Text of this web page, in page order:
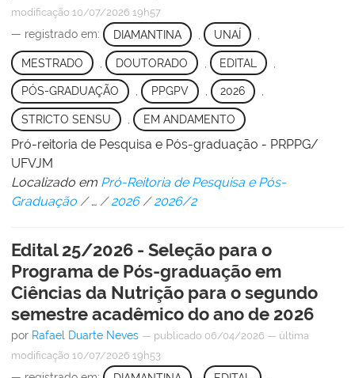
modificação 10/07/2026 19h57
— registrado em: DIAMANTINA UNAÍ
MESTRADO DOUTORADO EDITAL
PÓS-GRADUAÇÃO , PPGPV , 2026 ,
STRICTO SENSU EM ANDAMENTO
Pró-reitoria de Pesquisa e Pós-graduação - PRPPG/
UFVJM
Localizado em Pró-Reitoria de Pesquisa e Pós-
Graduação /… /2026 /2026/2
Edital 25/2026 - Seleção para o
Programa de Pós-graduação em
Ciências da Nutrição para o segundo
semestre acadêmico do ano de 2026
por Rafael Duarte Neves — publicado 06/04/2026 — última
modificação 10/07/2026 19h53